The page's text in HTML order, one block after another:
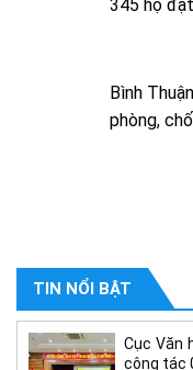
345 hộ
Bình
phòng,
TIN NỔI BẬT
Cục Văn
công tác